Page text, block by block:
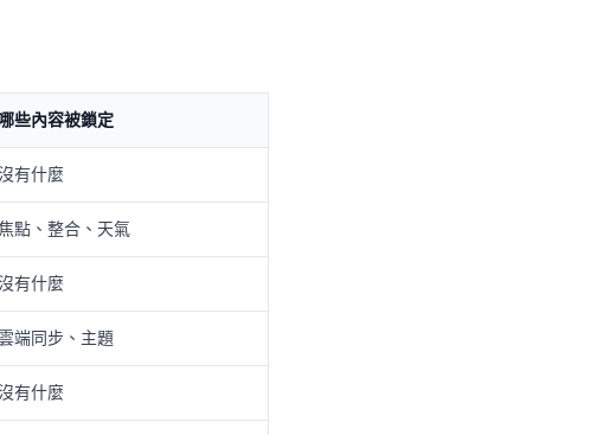
哪些內容被鎖定
有什麼
點、整合、天氣
有什麼
端同步、主題
有什麼